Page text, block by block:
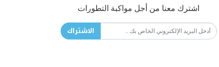
اشترك معنا من أجل مواكبة التطورات
الاشتراك